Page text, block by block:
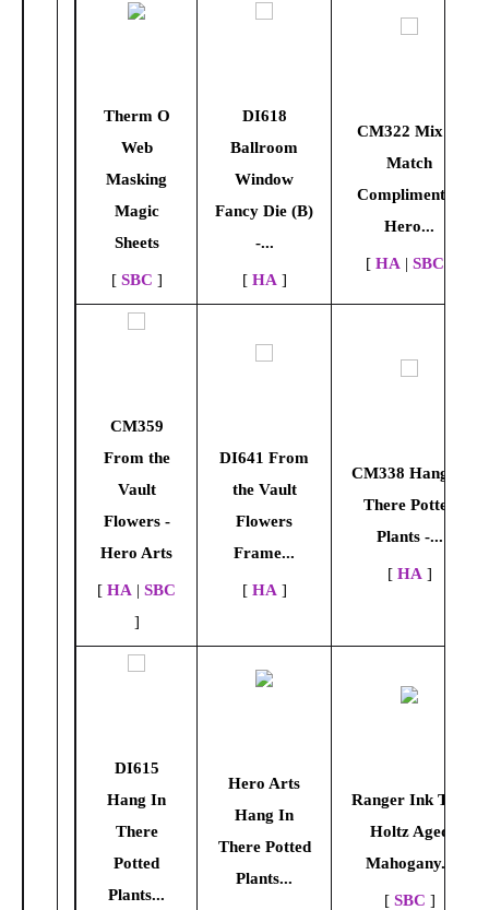
Therm O
Web
Masking
Magic
Sheets
[ SBC ]
DI618
Ballroom
Window
Fancy Die (B)
-...
[ HA ]
CM322 Mix &
Match
Compliments -
Hero...
[ HA | SBC
CM359
From the
Vault
Flowers -
Hero Arts
[ HA | SBC
]
DI641 From
the Vault
Flowers
Frame...
[ HA ]
CM338 Hang In
There Potted
Plants -...
[ HA ]
DI615
Hang In
There
Potted
Plants...
Hero Arts
Hang In
There Potted
Plants...
Ranger Ink Tim
Holtz Aged
Mahogany...
[ SBC ]